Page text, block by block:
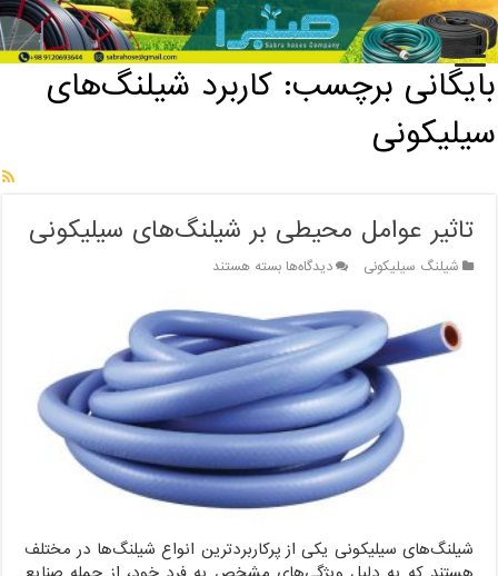
خانه / بایگانی برچسب: کاربرد شیلنگ‌های سیلیکونی
بایگانی برچسب:کاربرد شیلنگ‌های
سیلیکونی
تاثیر عوامل محیطی بر شیلنگ‌های سیلیکونی
شیلنگ سیلیکونی دیدگاه‌هابرای
محیطی
بر
شیلنگ‌های
سیلیکونی
بسته هستند
شیلنگ‌های سیلیکونی یکی از پرکاربردترین انواع شیلنگ‌ها در مختلف